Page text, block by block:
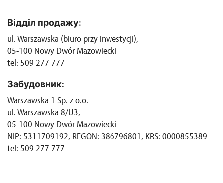
Відділ продажу:
ul. Warszawska (biuro przy inwestycji),
05-100 Nowy Dwór Mazowiecki
tel: 509 277 777
Забудовник:
Warszawska 1 Sp. z o.o.
ul. Warszawska 8/U3,
05-100 Nowy Dwór Mazowiecki
NIP: 5311709192, REGON: 386796801, KRS: 0000855389
tel: 509 277 777